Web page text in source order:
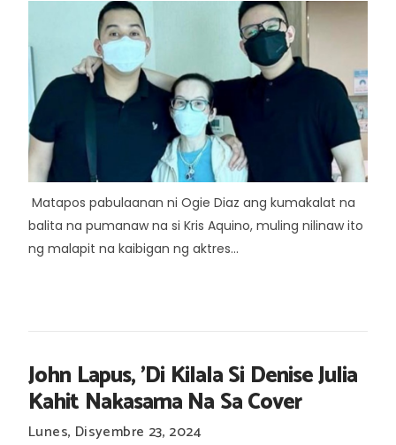
Matapos pabulaanan ni Ogie Diaz ang kumakalat na
balita na pumanaw na si Kris Aquino, muling nilinaw ito
ng malapit na kaibigan ng aktres...
John Lapus, 'Di Kilala Si Denise Julia
Kahit Nakasama Na Sa Cover
Lunes, Disyembre 23, 2024